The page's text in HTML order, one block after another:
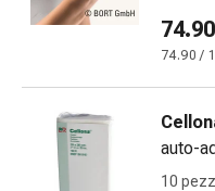
Sudorazione
patologica
Pelle
impura
Vesciche
febbre
74.90
74.90 /
auto-
10